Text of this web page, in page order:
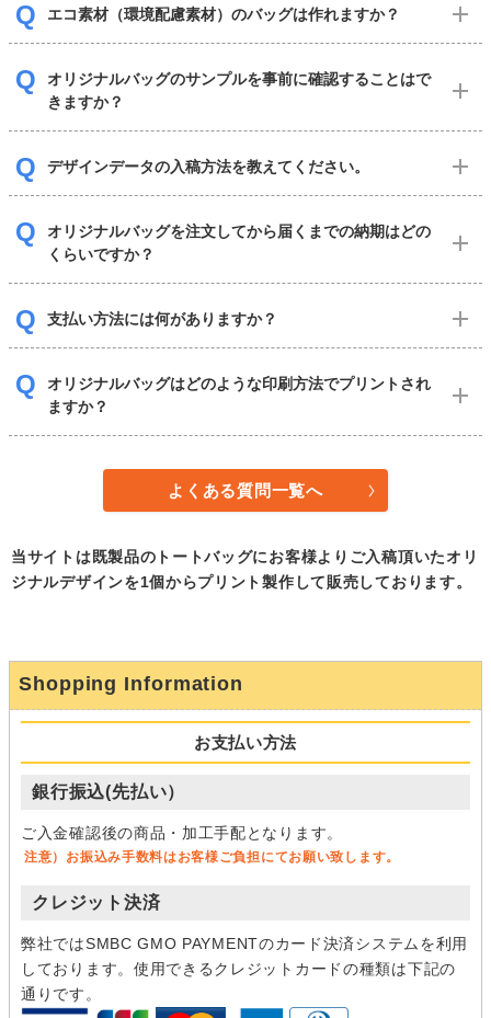
エコ素材（環境配慮素材）のバッグは作れますか？
オリジナルバッグのサンプルを事前に確認することはで
きますか？
デザインデータの入稿方法を教えてください。
オリジナルバッグを注文してから届くまでの納期はどの
くらいですか？
支払い方法には何がありますか？
オリジナルバッグはどのような印刷方法でプリントされ
ますか？
よくある質問一覧へ
当サイトは既製品のトートバッグにお客様よりご入稿頂いたオリ
ジナルデザインを1個からプリント製作して販売しております。
Shopping Information
お支払い方法
銀行振込(先払い）
ご入金確認後の商品・加工手配となります。
注意）お振込み手数料はお客様ご負担にてお願い致します。
クレジット決済
弊社ではSMBC GMO PAYMENTのカード決済システムを利用
しております。使用できるクレジットカードの種類は下記の
通りです。